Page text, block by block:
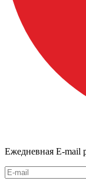
Ежедневная E-mail